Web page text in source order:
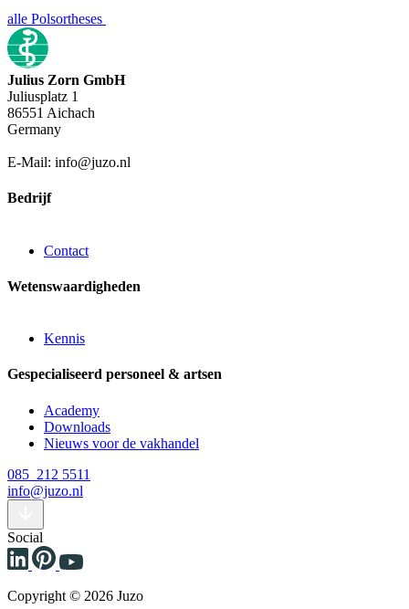
alle Polsortheses
Julius Zorn GmbH
Juliusplatz 1
86551 Aichach
Germany
E-Mail: info@juzo.nl
Bedrijf
Contact
Wetenswaardigheden
Kennis
Gespecialiseerd personeel & artsen
Academy
Downloads
Nieuws voor de vakhandel
085 212 5511
info@juzo.nl
Social
Copyright © 2026 Juzo